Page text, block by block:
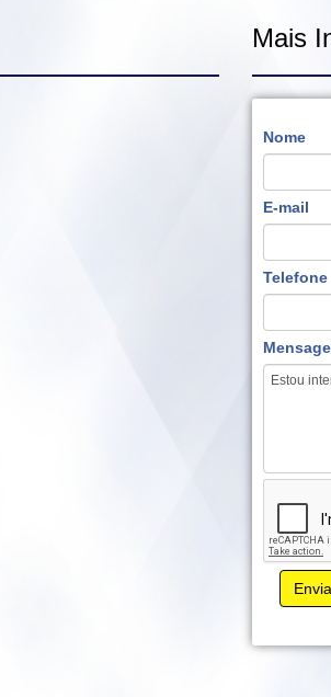
Mais
Nome
E-mail
Telefone